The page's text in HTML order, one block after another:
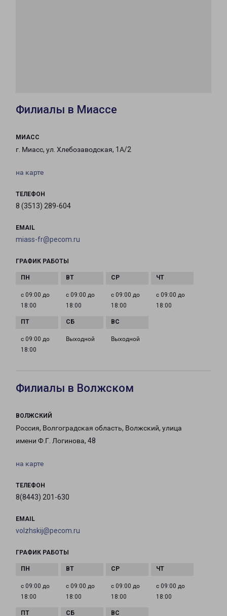
Филиалы в Миассе
МИАСС
г. Миасс, ул. Хлебозаводская, 1А/2
на карте
ТЕЛЕФОН
8 (3513) 289-604
EMAIL
miass-fr@pecom.ru
ГРАФИК РАБОТЫ
с 09:00 до
18:00
с 09:00 до
18:00
с 09:00 до
18:00
с 09:00 до
18:00
с 09:00 до
18:00
Выходной Выходной
Филиалы в Волжском
ВОЛЖСКИЙ
Россия, Волгоградская область, Волжский, улица
имени Ф.Г. Логинова, 48
на карте
ТЕЛЕФОН
8(8443) 201-630
EMAIL
volzhskij@pecom.ru
ГРАФИК РАБОТЫ
с 09:00 до
18:00
с 09:00 до
18:00
с 09:00 до
18:00
с 09:00 до
18:00